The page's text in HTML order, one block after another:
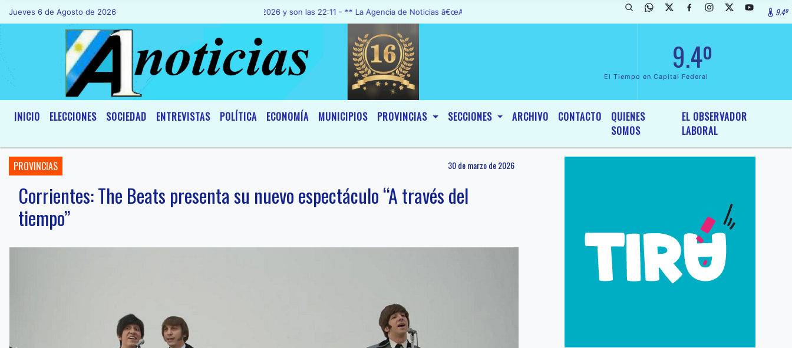
Jueves 6 de Agosto de 2026Hoy es Jueves 6 de Agosto de 2026 y son las 22:11 - ** La Agencia de Noticias â€œA1 Noticiasâ€, fue declarada de InterÃ©s General y Legislativo, por Ordenanza NÂº 6236/19 del 9.4º
9.4º
El Tiempo en Capital Federal
INICIO ELECCIONES SOCIEDAD ENTREVISTAS POLÍTICA ECONOMÍA MUNICIPIOS PROVINCIAS SECCIONES ARCHIVO CONTACTO
QUIENES
SOMOS
EL OBSERVADOR
LABORAL
PROVINCIAS 30 de marzo de 2026
Corrientes: The Beats presenta su nuevo espectáculo “A través del
tiempo”